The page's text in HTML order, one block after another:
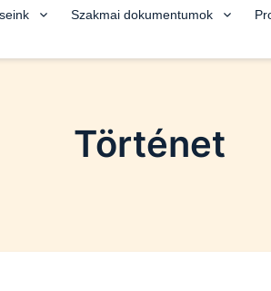
Szakmai dokumentumok
Történet